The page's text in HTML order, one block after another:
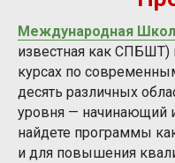
Международная
известная как СПБШТ)
курсах по
десять различных
уровня — начинающий
найдете программы
и для повышения